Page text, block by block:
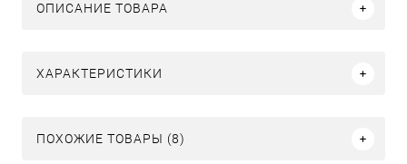
ОПИСАНИЕ ТОВАРА
ХАРАКТЕРИСТИКИ
ПОХОЖИЕ ТОВАРЫ (8)